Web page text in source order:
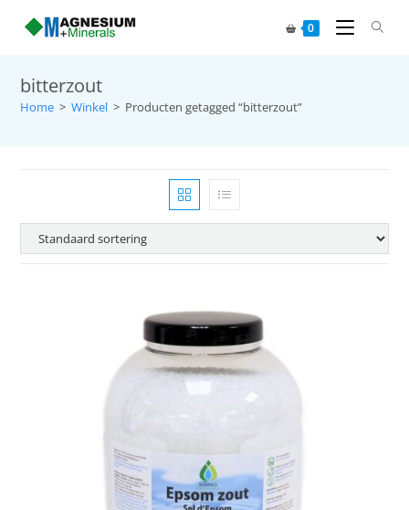
0
bitterzout
Home > Winkel > Producten getagged “bitterzout”